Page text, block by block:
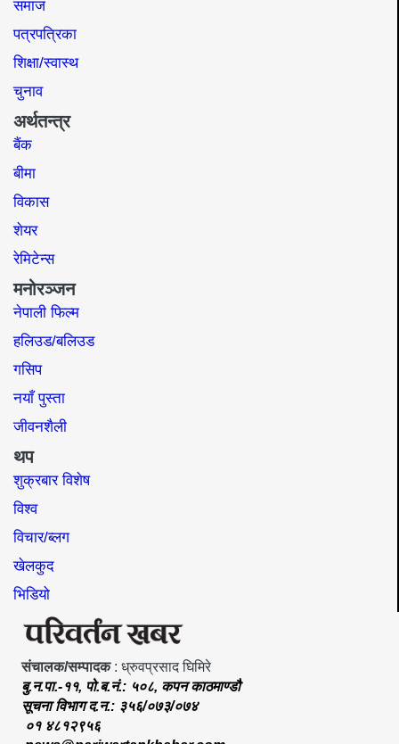
समाज​
पत्रपत्रिका
शिक्षा/स्वास्थ
चुनाव
अर्थतन्त्र
बैंक
बीमा
विकास
शेयर
रेमिटेन्स
मनोरञ्जन
नेपाली फिल्म
हलिउड/बलिउड
गसिप
नयाँ पुस्ता
जीवनशैली
थप
शुक्रबार विशेष
विश्व
विचार/ब्लग
खेलकुद
भिडियो
संचालक/सम्पादक: ध्रुवप्रसाद घिमिरे
बु.न.पा.-११, पो.ब.नं.: ५०८, कपन काठमाण्डौ
सूचना विभाग द.न.: ३५६/०७३/०७४
०१ ४८१२९५६